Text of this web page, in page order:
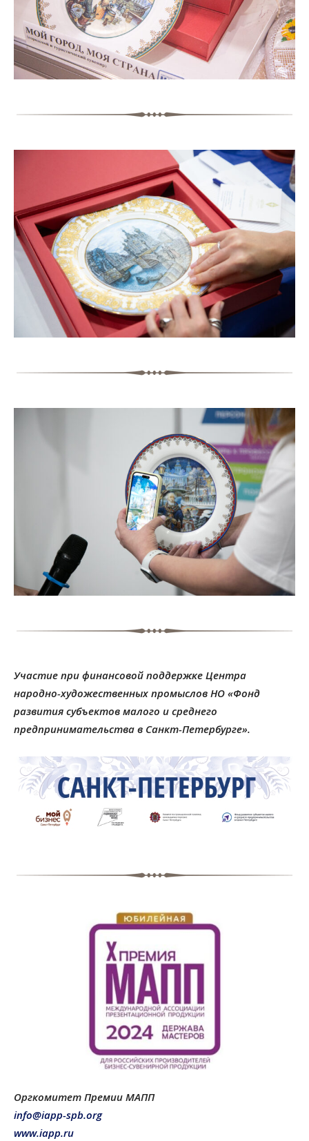
Участие при финансовой поддержке Центра
народно-художественных промыслов НО «Фонд
развития субъектов малого и среднего
предпринимательства в Санкт-Петербурге».
Оргкомитет Премии МАПП
info@iapp-spb.org
www.iapp.ru